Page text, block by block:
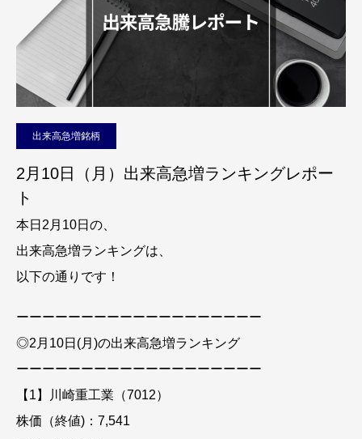
出来高急増銘柄
2月10日（月）出来高急増ランキングレポー
ト
本日2月10日の、
出来高急増ランキングは、
以下の通りです！
ーーーーーーーーーーーーーーーーーーー
◎2月10日(月)の出来高急増ランキング
ーーーーーーーーーーーーーーーーーーー
【1】川崎重工業（7012）
株価（終値)：7,541